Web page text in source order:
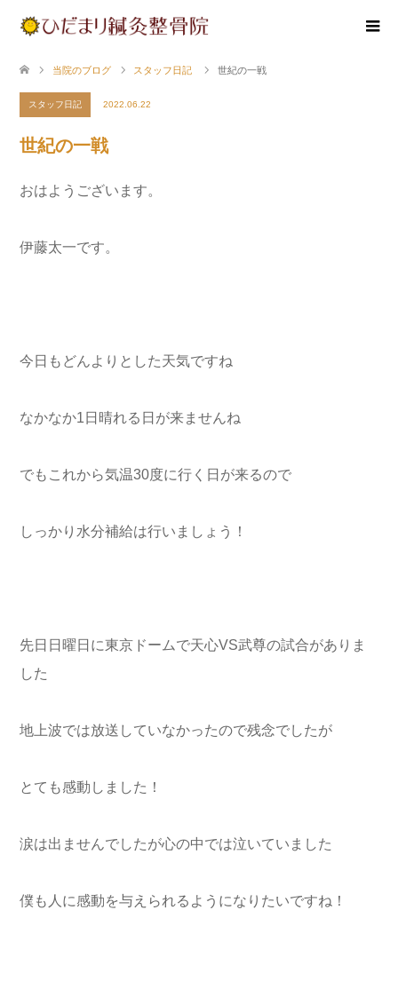
当院のブログ スタッフ日記 世紀の一戦
スタッフ日記 2022.06.22
世紀の一戦
おはようございます。
伊藤太一です。
今日もどんよりとした天気ですね
なかなか1日晴れる日が来ませんね
でもこれから気温30度に行く日が来るので
しっかり水分補給は行いましょう！
先日日曜日に東京ドームで天心VS武尊の試合がありま
した
地上波では放送していなかったので残念でしたが
とても感動しました！
涙は出ませんでしたが心の中では泣いていました
僕も人に感動を与えられるようになりたいですね！